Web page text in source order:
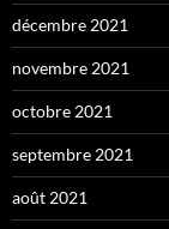
décembre 2021
novembre 2021
octobre 2021
septembre 2021
août 2021